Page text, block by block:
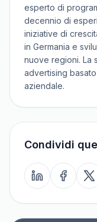
esperto di
decennio di
iniziative di
in Germania e
nuove regioni. La
advertising
aziendale.
Condividi